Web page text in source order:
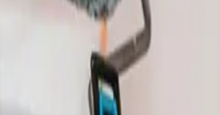
Vakmensen door heel